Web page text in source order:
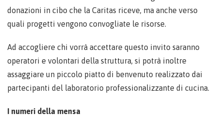
donazioni in cibo che la Caritas riceve, ma anche verso
quali progetti vengono convogliate le risorse.
Ad accogliere chi vorrà accettare questo invito saranno
operatori e volontari della struttura, si potrà inoltre
assaggiare un piccolo piatto di benvenuto realizzato dai
partecipanti del laboratorio professionalizzante di cucina.
I numeri della mensa